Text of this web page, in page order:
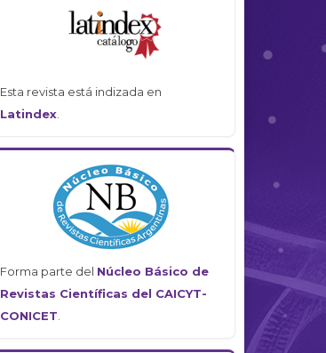
Esta revista está indizada en
Latindex.
Forma parte del Núcleo Básico de
Revistas Científicas del CAICYT-
CONICET.